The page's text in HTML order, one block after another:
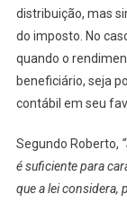
distribuição, mas
do imposto. No
quando o
beneficiário, seja
contábil em seu
Segundo Roberto,
é suficiente para
que a lei considera,